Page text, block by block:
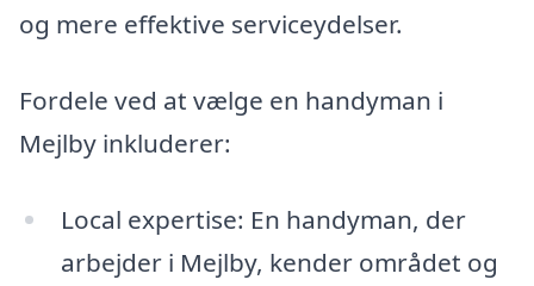
og mere effektive serviceydelser.
Fordele ved at vælge en handyman i
Mejlby inkluderer:
Local expertise: En handyman, der
arbejder i Mejlby, kender området og